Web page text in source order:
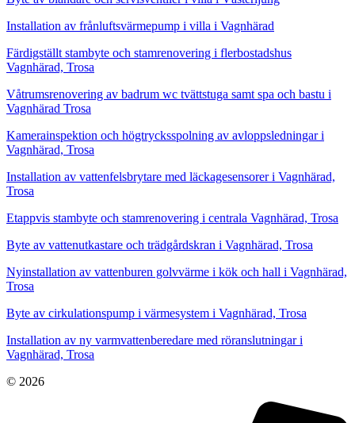
Installation av frånluftsvärmepump i villa i Vagnhärad
Färdigställt stambyte och stamrenovering i flerbostadshus
Vagnhärad, Trosa
Våtrumsrenovering av badrum wc tvättstuga samt spa och bastu i
Vagnhärad Trosa
Kamerainspektion och högtrycksspolning av avloppsledningar i
Vagnhärad, Trosa
Installation av vattenfelsbrytare med läckagesensorer i Vagnhärad,
Trosa
Etappvis stambyte och stamrenovering i centrala Vagnhärad, Trosa
Byte av vattenutkastare och trädgårdskran i Vagnhärad, Trosa
Nyinstallation av vattenburen golvvärme i kök och hall i Vagnhärad,
Trosa
Byte av cirkulationspump i värmesystem i Vagnhärad, Trosa
Installation av ny varmvattenberedare med röranslutningar i
Vagnhärad, Trosa
© 2026